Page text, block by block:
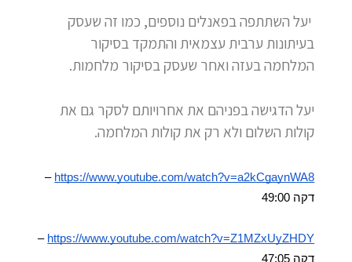
יעל השתתפה בפאנלים נוספים, כמו זה שעסק
בעיתונות ערבית עצמאית והתמקד בסיקור
המלחמה בעזה ואחר שעסק בסיקור מלחמות.
יעל הדגישה בפניהם את אחרויותם לסקר גם את
קולות השלום ולא רק את קולות המלחמה.
https://www.youtube.com/watch?v=a2kCgaynWA8
–
דקה 49:00
https://www.youtube.com/watch?v=Z1MZxUyZHDY
–
דקה 47:05